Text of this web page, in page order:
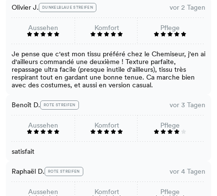
Olivier J. DUNKELBLAUE STREIFEN vor 2 Tagen
Aussehen Komfort Pflege
Je pense que c'est mon tissu préféré chez le Chemiseur, j'en ai
d'ailleurs commandé une deuxième ! Texture parfaite,
repassage ultra facile (presque inutile d'ailleurs), tissu très
respirant tout en gardant une bonne tenue. Ca marche bien
avec des costumes, et aussi en version casual.
Benoît D. ROTE STREIFEN vor 3 Tagen
Aussehen Komfort Pflege
satisfait
Raphaël D. ROTE STREIFEN vor 4 Tagen
Aussehen Komfort Pflege